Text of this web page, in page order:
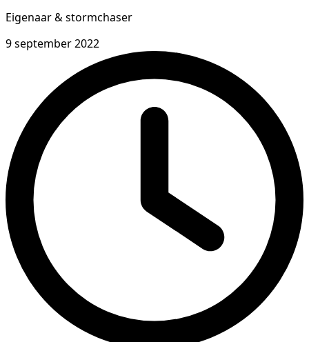
Eigenaar & stormchaser
9 september 2022